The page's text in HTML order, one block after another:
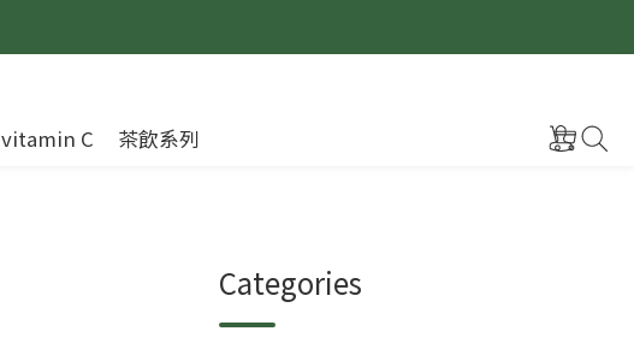
vitamin C 茶飲系列
Categories